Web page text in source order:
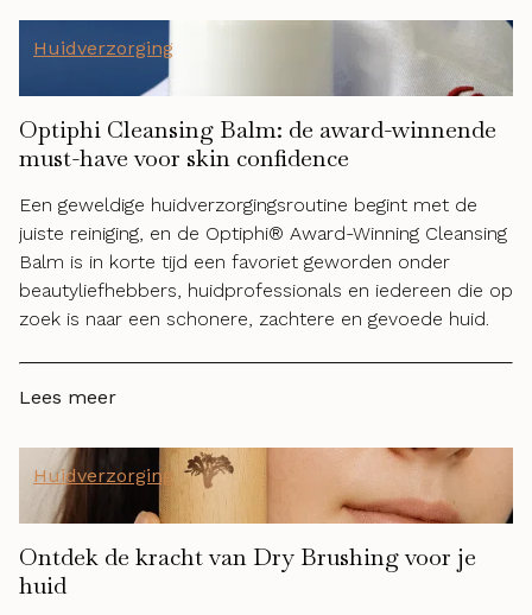
Huidverzorging
Optiphi Cleansing Balm: de award-winnende
must-have voor skin confidence
Een geweldige huidverzorgingsroutine begint met de
juiste reiniging, en de Optiphi® Award-Winning Cleansing
Balm is in korte tijd een favoriet geworden onder
beautyliefhebbers, huidprofessionals en iedereen die op
zoek is naar een schonere, zachtere en gevoede huid.
Lees meer
Huidverzorging
Ontdek de kracht van Dry Brushing voor je
huid